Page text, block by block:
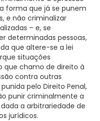
forma que já se punem
e não criminalizar
– e, se
determinadas pessoas,
que altere-se a lei
situações
que chamo de direito à
contra outras
pelo Direito Penal,
punir criminalmente a
dada a arbitrariedade de
jurídicos.